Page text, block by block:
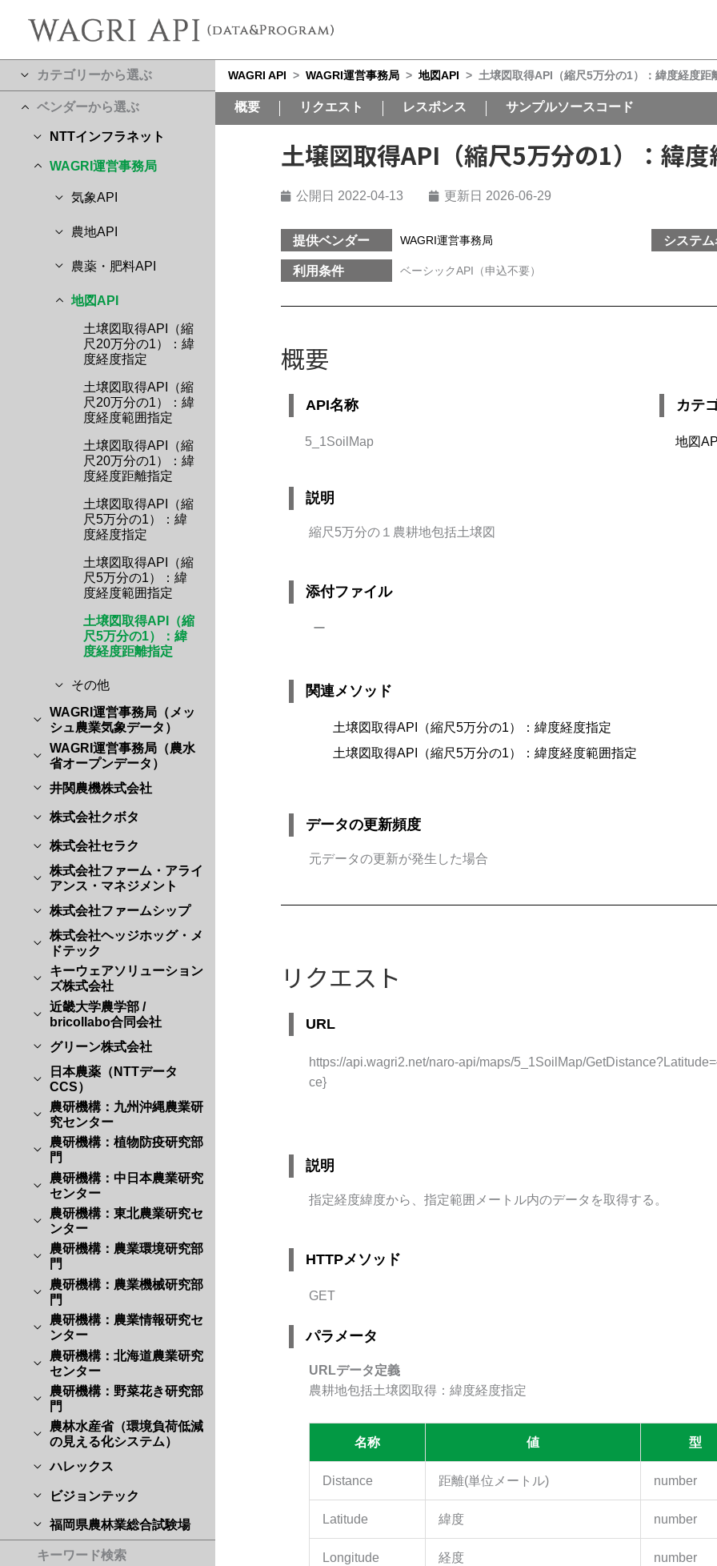
カテゴリーから選ぶ
ベンダーから選ぶ
NTTインフラネット
WAGRI運営事務局
気象API
農地API
農薬・肥料API
地図API
土壌図取得API（縮
尺20万分の1）：緯
度経度指定
土壌図取得API（縮
尺20万分の1）：緯
度経度範囲指定
土壌図取得API（縮
尺20万分の1）：緯
度経度距離指定
土壌図取得API（縮
尺5万分の1）：緯
度経度指定
土壌図取得API（縮
尺5万分の1）：緯
度経度範囲指定
土壌図取得API（縮
尺5万分の1）：緯
度経度距離指定
その他
WAGRI運営事務局（メッ
シュ農業気象データ）
WAGRI運営事務局（農水
省オープンデータ）
井関農機株式会社
株式会社クボタ
株式会社セラク
株式会社ファーム・アライ
アンス・マネジメント
株式会社ファームシップ
株式会社ヘッジホッグ・メ
ドテック
キーウェアソリューション
ズ株式会社
近畿大学農学部 /
bricollabo合同会社
グリーン株式会社
日本農薬（NTTデータ
CCS）
農研機構：九州沖縄農業研
究センター
農研機構：植物防疫研究部
門
農研機構：中日本農業研究
センター
農研機構：東北農業研究セ
ンター
農研機構：農業環境研究部
門
農研機構：農業機械研究部
門
農研機構：農業情報研究セ
ンター
農研機構：北海道農業研究
センター
農研機構：野菜花き研究部
門
農林水産省（環境負荷低減
の見える化システム）
ハレックス
ビジョンテック
福岡県農林業総合試験場
キーワード検索
WAGRI API > WAGRI運営事務局 > 地図API > 土壌図取得API（縮尺5万分の1）：緯度経度距
概要 リクエスト レスポンス サンプルソースコード
土壌図取得API（縮尺5万分の1）：緯
公開日 2022-04-13 更新日 2026-06-29
提供ベンダー WAGRI運営事務局 システム
利用条件 ベーシックAPI（申込不要）
概要
API名称
5_1SoilMap
カテ
地図API
説明
縮尺5万分の１農耕地包括土壌図
添付ファイル
ー
関連メソッド
土壌図取得API（縮尺5万分の1）：緯度経度指定
土壌図取得API（縮尺5万分の1）：緯度経度範囲指定
データの更新頻度
元データの更新が発生した場合
リクエスト
URL
https://api.wagri2.net/naro-api/maps/5_1SoilMap/
ce}
説明
指定経度緯度から、指定範囲メートル内のデータを取得する。
HTTPメソッド
GET
パラメータ
URLデータ定義
農耕地包括土壌図取得：緯度経度指定
名称 値 型
Distance 距離(単位メートル) number
Latitude 緯度 number
Longitude 経度 number